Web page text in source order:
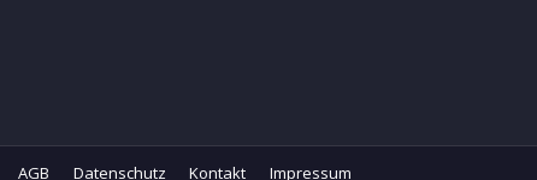
AGB Datenschutz Kontakt Impressum